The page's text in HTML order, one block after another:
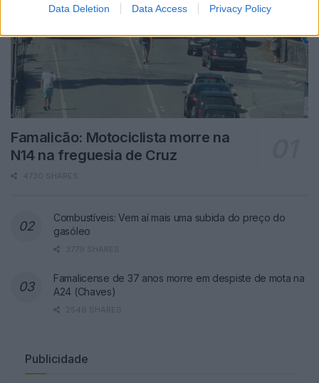
Data Deletion Data Access Privacy Policy
Famalicão: Motociclista morre na
N14 na freguesia de Cruz
4730 SHARES
Combustíveis: Vem aí mais uma subida do preço do
gasóleo
3779 SHARES
Famalicense de 37 anos morre em despiste de mota na
A24 (Chaves)
2546 SHARES
Publicidade